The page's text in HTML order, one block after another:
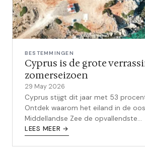
BESTEMMINGEN
Cyprus is de grote
zomerseizoen
29 May 2026
Cyprus stijgt dit jaar met 53
Ontdek waarom het eiland in de
Middellandse Zee de opvallendste
vakantiebestemming van de zomer
LEES MEER →